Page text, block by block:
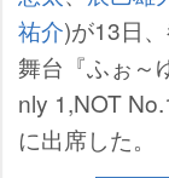
祐介)が13日、
舞台『ふぉ～
nly 1,NOT
に出席した。